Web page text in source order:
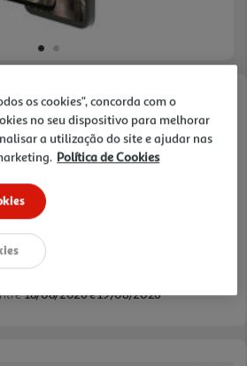
18/08/2026 e 19/08/2026
os cookies", concorda com o
no seu dispositivo para melhorar
a utilização do site e ajudar nas
Política de Cookies